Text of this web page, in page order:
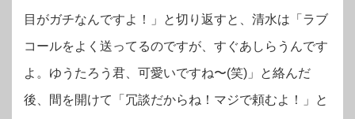
目がガチなんですよ！」
と切り返すと、 清水は「ラブ
コールをよく送ってるのですが、すぐあしらうんです
よ。ゆうたろう君、可愛いですね〜(笑)」
と絡んだ
後、間を開けて「冗談だからね！マジで頼むよ！」と